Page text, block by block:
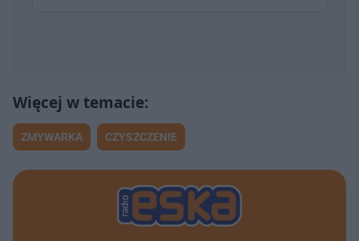
ZMYWARKA CZYSZCZENIE